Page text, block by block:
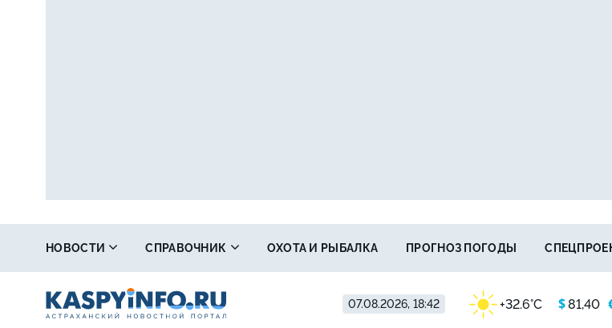
07.08.2026, 18:42 +32.6°C $81,40
НОВОСТИ СПРАВОЧНИК ОХОТА И РЫБАЛКА ПРОГНОЗ ПОГОДЫ